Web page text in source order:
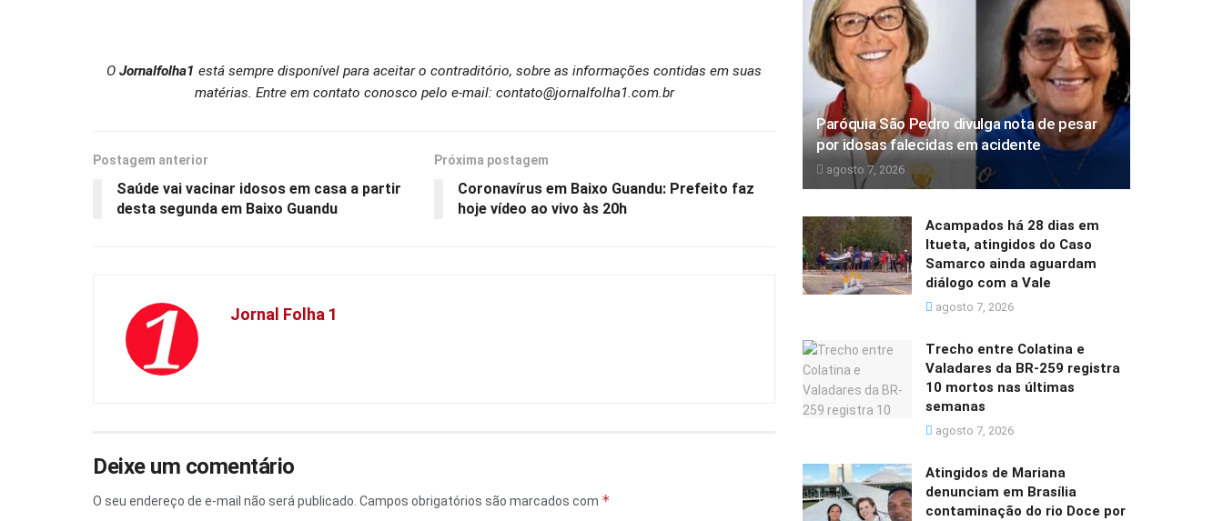
O Jornalfolha1 está sempre disponível para aceitar o contraditório, sobre as informações contidas em suas
matérias. Entre em contato conosco pelo e-mail: contato@jornalfolha1.com.br
Postagem anterior
Saúde vai vacinar idosos em casa a partir
desta segunda em Baixo Guandu
Próxima postagem
Coronavírus em Baixo Guandu: Prefeito faz
hoje vídeo ao vivo às 20h
Jornal Folha 1
Deixe um comentário
O seu endereço de e-mail não será publicado. Campos obrigatórios são marcados com *
Paróquia São Pedro divulga nota de pesar
por idosas falecidas em acidente
agosto 7, 2026
Acampados há 28 dias em
Itueta, atingidos do Caso
Samarco ainda aguardam
diálogo com a Vale
agosto 7, 2026
Trecho entre Colatina e
Valadares da BR-259 registra
10 mortos nas últimas
semanas
agosto 7, 2026
Atingidos de Mariana
denunciam em Brasília
contaminação do rio Doce por